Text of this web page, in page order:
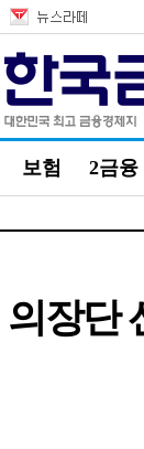
보험 2금융
장단